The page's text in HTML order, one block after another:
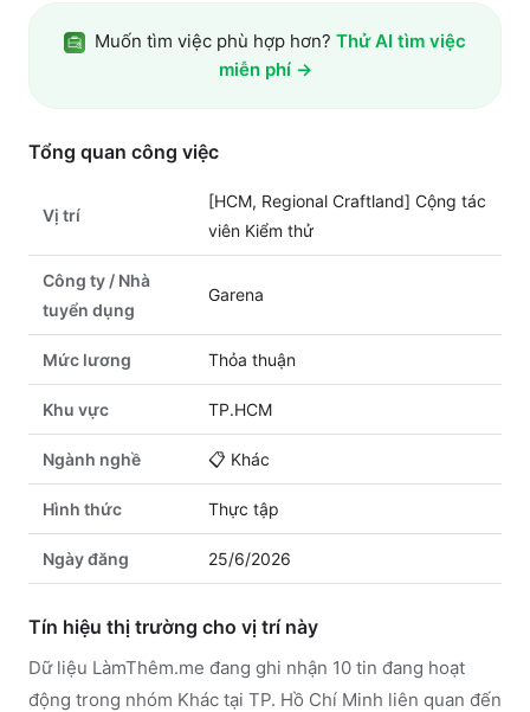
Muốn tìm việc phù hợp hơn? Thử AI tìm việc
miễn phí →
Tổng quan công việc
Vị trí
[HCM, Regional Craftland] Cộng tác
viên Kiểm thử
Công ty / Nhà
tuyển dụng
Garena
Mức lương Thỏa thuận
Khu vực TP.HCM
Ngành nghề 📋 Khác
Hình thức Thực tập
Ngày đăng 25/6/2026
Tín hiệu thị trường cho vị trí này
Dữ liệu LàmThêm.me đang ghi nhận 10 tin đang hoạt
động trong nhóm Khác tại TP. Hồ Chí Minh liên quan đến